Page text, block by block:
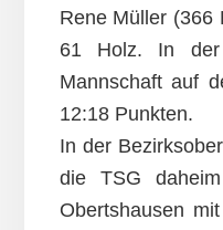
Rene Müller (366
61 Holz. In
Mannschaft auf
12:18 Punkten.
In der
die TSG
Obertshausen